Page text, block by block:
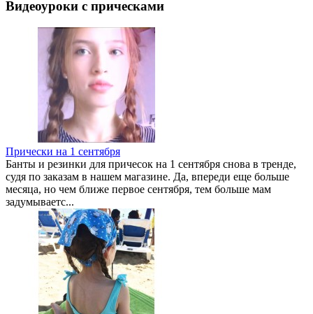
Видеоуроки с прическами
Прически на 1 сентября
Банты и резинки для причесок на 1 сентября снова в тренде,
судя по заказам в нашем магазине. Да, впереди еще больше
месяца, но чем ближе первое сентября, тем больше мам
задумываетс...